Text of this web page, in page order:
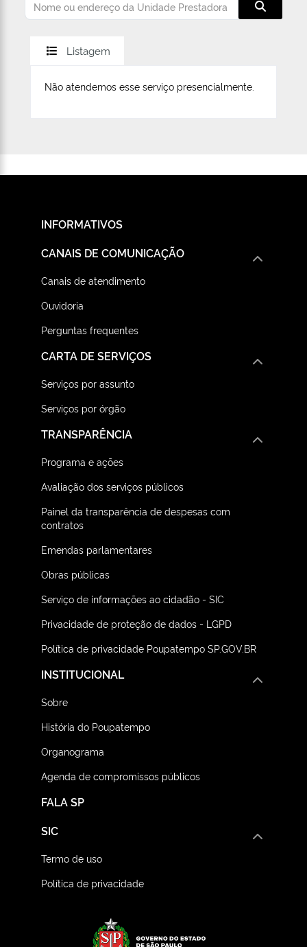
Listagem
Não atendemos esse serviço presencialmente.
INFORMATIVOS
CANAIS DE COMUNICAÇÃO
Canais de atendimento
Ouvidoria
Perguntas frequentes
CARTA DE SERVIÇOS
Serviços por assunto
Serviços por órgão
TRANSPARÊNCIA
Programa e ações
Avaliação dos serviços públicos
Painel da transparência de despesas com
contratos
Emendas parlamentares
Obras públicas
Serviço de informações ao cidadão - SIC
Privacidade de proteção de dados - LGPD
Política de privacidade Poupatempo SP.GOV.BR
FALA SP
INSTITUCIONAL
Sobre
História do Poupatempo
Organograma
Agenda de compromissos públicos
SIC
Termo de uso
Política de privacidade